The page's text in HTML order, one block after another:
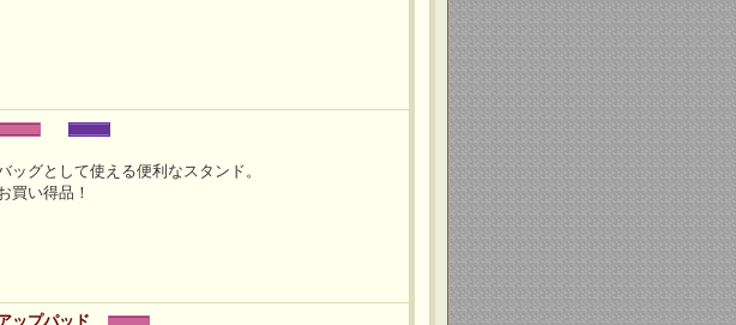
ッグとして使える便利なスタンド。
買い得品！
ップパッド